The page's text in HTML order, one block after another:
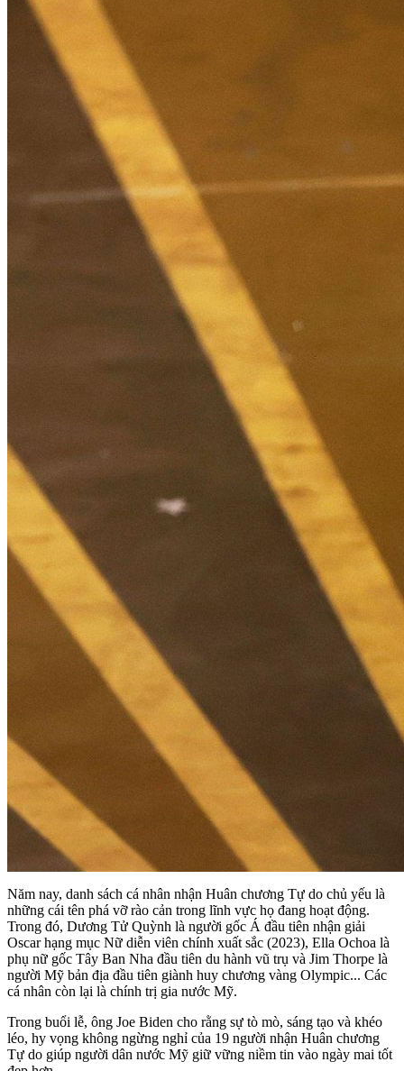
Năm nay, danh sách cá nhân nhận Huân chương Tự do chủ yếu là
những cái tên phá vỡ rào cản trong lĩnh vực họ đang hoạt động.
Trong đó, Dương Tử Quỳnh là người gốc Á đầu tiên nhận giải
Oscar hạng mục Nữ diễn viên chính xuất sắc (2023), Ella Ochoa là
phụ nữ gốc Tây Ban Nha đầu tiên du hành vũ trụ và Jim Thorpe là
người Mỹ bản địa đầu tiên giành huy chương vàng Olympic... Các
cá nhân còn lại là chính trị gia nước Mỹ.
Trong buổi lễ, ông Joe Biden cho rằng sự tò mò, sáng tạo và khéo
léo, hy vọng không ngừng nghỉ của 19 người nhận Huân chương
Tự do giúp người dân nước Mỹ giữ vững niềm tin vào ngày mai tốt